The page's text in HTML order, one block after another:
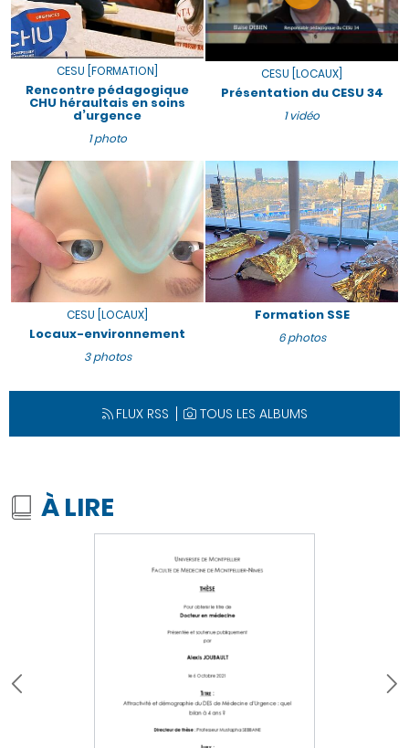
CESU [FORMATION]
Rencontre pédagogique
CHU héraultais en soins
d’urgence
1 photo
CESU [LOCAUX]
Présentation du CESU 34
1 vidéo
CESU [LOCAUX]
Locaux-environnement
3 photos
Formation SSE
6 photos
FLUX RSS TOUS LES ALBUMS
À LIRE